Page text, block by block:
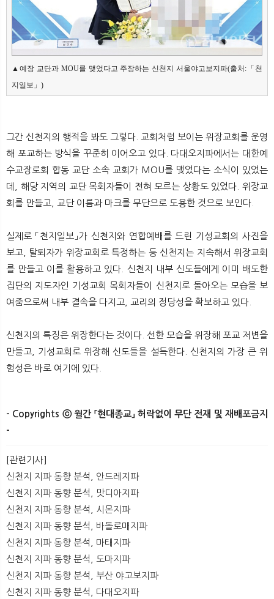
▲예장 교단과 MOU를 맺었다고 주장하는 신천지 서울야고보지파(출처:「천
지일보」)
그간 신천지의 행적을 봐도 그렇다. 교회처럼 보이는 위장교회를 운영
해 포교하는 방식을 꾸준히 이어오고 있다. 다대오지파에서는 대한예
수교장로회 합동 교단 소속 교회가 MOU를 맺었다는 소식이 있었는
데, 해당 지역의 교단 목회자들이 전혀 모르는 상황도 있었다. 위장교
회를 만들고, 교단 이름과 마크를 무단으로 도용한 것으로 보인다.
실제로 「천지일보」가 신천지와 연합예배를 드린 기성교회의 사진을
보고, 탈퇴자가 위장교회로 특정하는 등 신천지는 지속해서 위장교회
를 만들고 이를 활용하고 있다. 신천지 내부 신도들에게 이미 배도한
집단의 지도자인 기성교회 목회자들이 신천지로 돌아오는 모습을 보
여줌으로써 내부 결속을 다지고, 교리의 정당성을 확보하고 있다.
신천지의 특징은 위장한다는 것이다. 선한 모습을 위장해 포교 저변을
만들고, 기성교회로 위장해 신도들을 설득한다. 신천지의 가장 큰 위
험성은 바로 여기에 있다.
- Copyrights ⓒ 월간 「현대종교」 허락없이 무단 전재 및 재배포금지
-
[관련기사]
신천지 지파 동향 분석, 안드레지파
신천지 지파 동향 분석, 맛디아지파
신천지 지파 동향 분석, 시몬지파
신천지 지파 동향 분석, 바돌로매지파
신천지 지파 동향 분석, 마태지파
신천지 지파 동향 분석, 도마지파
신천지 지파 동향 분석, 부산 야고보지파
신천지 지파 동향 분석, 다대오지파